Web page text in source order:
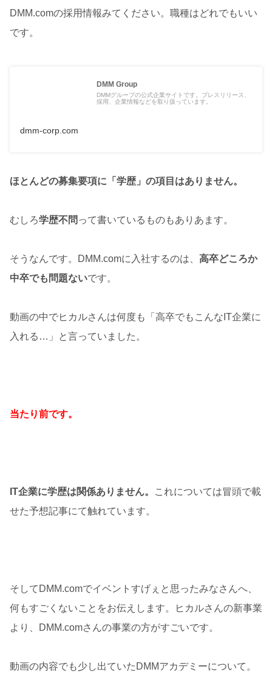
DMM.comの採用情報みてください。職種はどれでもいい
です。
DMM Group
DMMグループの公式企業サイトです。プレスリリース、
採用、企業情報などを取り扱っています。
dmm-corp.com
ほとんどの募集要項に「学歴」の項目はありません。
むしろ学歴不問 って書いているものもありあます。
そうなんです。DMM.comに入社するのは、 高卒どころか
中卒でも問題ないです。
動画の中でヒカルさんは何度も「高卒でもこんなIT企業に
入れる…」と言っていました。
当たり前です。
IT企業に学歴は関係ありません。
これについては冒頭で載
せた予想記事にて触れています。
そしてDMM.comでイベントすげぇと思ったみなさんへ、
何もすごくないことをお伝えします。ヒカルさんの新事業
より、DMM.comさんの事業の方がすごいです。
動画の内容でも少し出ていたDMMアカデミーについて。